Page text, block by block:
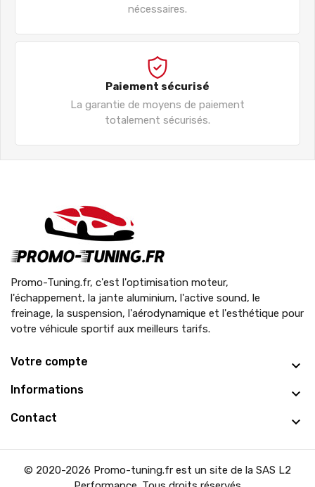
nécessaires.
Paiement sécurisé
La garantie de moyens de paiement
totalement sécurisés.
Promo-Tuning.fr, c'est l'optimisation moteur,
l'échappement, la jante aluminium, l'active sound, le
freinage, la suspension, l'aérodynamique et l'esthétique pour
votre véhicule sportif aux meilleurs tarifs.
Votre compte
Informations
Contact
© 2020-2026 Promo-tuning.fr est un site de la SAS L2